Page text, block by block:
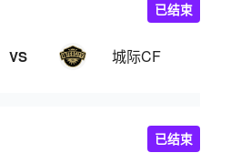
VS 城际CF
已结束
已结束